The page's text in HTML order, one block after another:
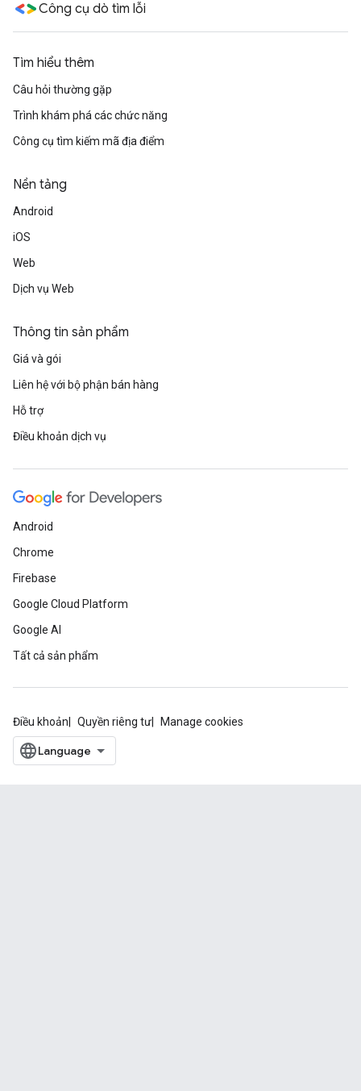
Công cụ dò tìm lỗi
Tìm hiểu thêm
Câu hỏi thường gặp
Trình khám phá các chức năng
Công cụ tìm kiếm mã địa điểm
Nền tảng
Android
iOS
Web
Dịch vụ Web
Thông tin sản phẩm
Giá và gói
Liên hệ với bộ phận bán hàng
Hỗ trợ
Điều khoản dịch vụ
Android
Chrome
Firebase
Google Cloud Platform
Google AI
Tất cả sản phẩm
Điều khoản Quyền riêng tư Manage cookies